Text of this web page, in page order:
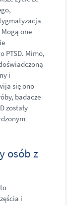
one
PTSD. Mimo,
i
się ono
badacze
zostały
osób z
i